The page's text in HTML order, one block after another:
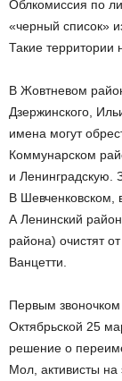
Облкомиссия по
«черный список»
Такие территории
В Жовтневом
Дзержинского,
имена могут
Коммунарском
и Ленинградскую.
В Шевченковском,
А Ленинский
района) очистят
Ванцетти.
Первым
Октябрьской 25
решение о
Мол, активисты